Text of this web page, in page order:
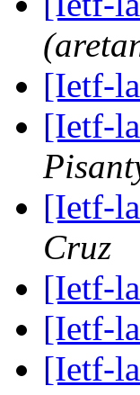
[Ietf-
[Ietf-
[Ietf-
Cruz
[Ietf-
[Ietf-
[Ietf-